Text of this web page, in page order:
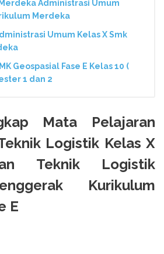
Administrasi Umum
Merdeka
Umum Kelas X Smk
Geospasial Fase E Kelas 10 (
1 dan 2
Mata Pelajaran
Logistik Kelas X
Teknik Logistik
Kurikulum
E